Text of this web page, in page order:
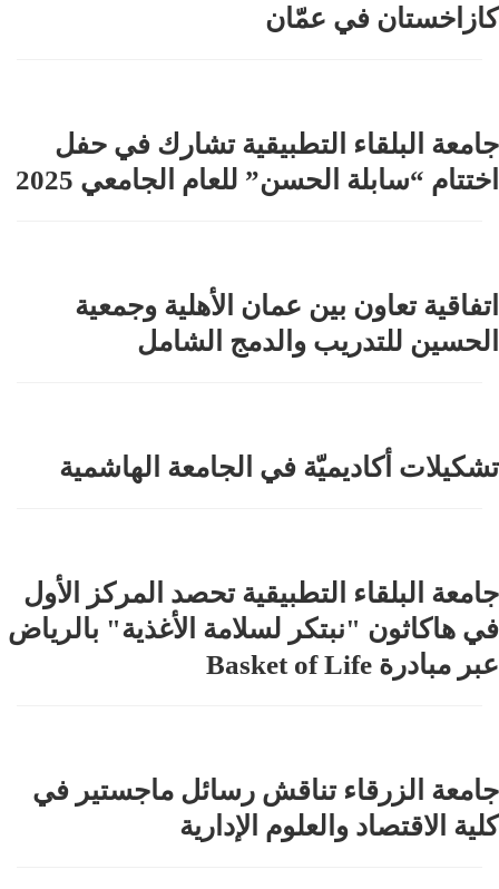
كازاخستان في عمّان
جامعة البلقاء التطبيقية تشارك في حفل
اختتام “سابلة الحسن” للعام الجامعي 2025
اتفاقية تعاون بين عمان الأهلية وجمعية
الحسين للتدريب والدمج الشامل
تشكيلات أكاديميّة في الجامعة الهاشمية
جامعة البلقاء التطبيقية تحصد المركز الأول
في هاكاثون "نبتكر لسلامة الأغذية" بالرياض
عبر مبادرة Basket of Life
جامعة الزرقاء تناقش رسائل ماجستير في
كلية الاقتصاد والعلوم الإدارية